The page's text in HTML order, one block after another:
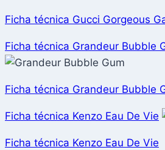
Ficha técnica Gucci Gorgeous
Ficha técnica Grandeur Bubble
Ficha técnica Grandeur Bubble
Ficha técnica Kenzo Eau De Vie
Ficha técnica Kenzo Eau De Vie